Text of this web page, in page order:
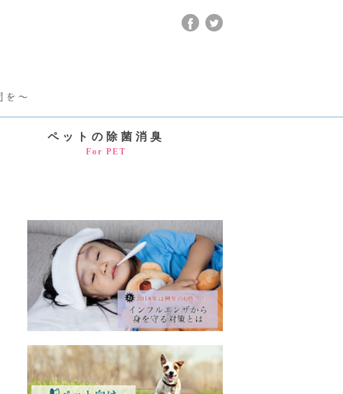
ペットの除菌消臭
For PET